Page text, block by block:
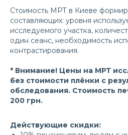
Стоимость МРТ в Киеве
составляющих: уровня
исследуемого участка,
один сеанс, необходимость
контрастирования.
* Внимание! Цены на МРТ
без стоимости плёнки с
обследования. Стоимость
200 грн.
Действующие скидки: